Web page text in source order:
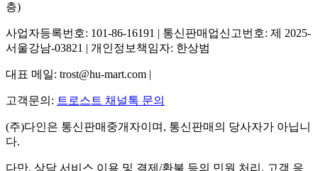
층)
사업자등록번호: 101-86-16191 | 통신판매업신고번호: 제 2025-
서울강남-03821 | 개인정보책임자: 한상범
대표 메일: trost@hu-mart.com |
고객문의: 트로스트 채널톡 문의
(주)다인은 통신판매중개자이며, 통신판매의 당사자가 아닙니
다.
다만, 상담 서비스 이용 및 결제/환불 등의 민원 처리, 고객 응